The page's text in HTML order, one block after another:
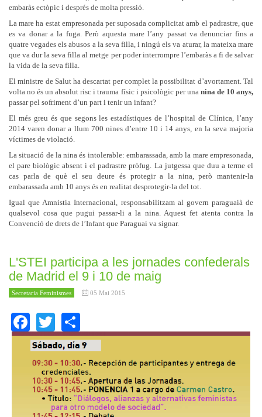
embaràs ectòpic i després de molta pressió.
La mare ha estat empresonada per suposada complicitat amb el padrastre, que
es va donar a la fuga. Però aquesta mare l’any passat va denunciar fins a
quatre vegades els abusos a la seva filla, i ningú els va aturar, la mateixa mare
que va dur la seva filla al metge per poder interrompre l’embaràs a fi de salvar
la vida de la seva filla.
El ministre de Salut ha descartat per complet la possibilitat d’avortament. Tal
volta no és un absolut risc i trauma físic i psicològic per una nina de 10 anys,
passar pel sofriment d’un part i tenir un infant?
El més greu és que segons les estadístiques de l’hospital de Clínica, l’any
2014 varen donar a llum 700 nines d’entre 10 i 14 anys, en la seva majoria
víctimes de violació.
La situació de la nina és intolerable: embarassada, amb la mare empresonada,
el pare biològic absent i el padrastre pròfug. La jutgessa que duu a terme el
cas parla de què el seu deure és protegir a la nina, però mantenir-la
embarassada amb 10 anys és en realitat desprotegir-la del tot.
Igual que Amnistia Internacional, responsabilitzam al govern paraguaià de
qualsevol cosa que pugui passar-li a la nina. Aquest fet atenta contra la
Convenció de drets de l’Infant que Paraguai va signar.
L'STEI participa a les jornades confederals
de Madrid el 9 i 10 de maig
Secretaria Feminismes 05 Mai 2015
Facebook
Twitter